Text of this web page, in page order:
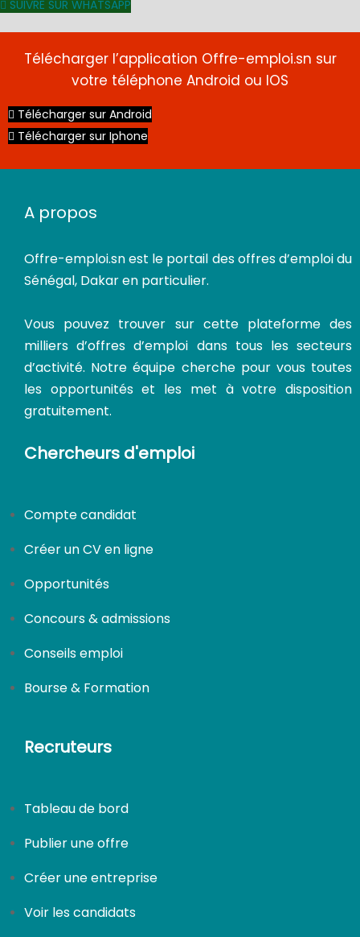
SUIVRE SUR WHATSAPP
Télécharger l’application Offre-emploi.sn sur
votre téléphone Android ou IOS
Télécharger sur Android
Télécharger sur Iphone
A propos
Offre-emploi.snest le portail des offres d’emploi du
Sénégal, Dakar en particulier.
Vous pouvez trouver sur cette plateforme des
milliers d’offres d’emploi dans tous les secteurs
d’activité. Notre équipe cherche pour vous toutes
les opportunités et les met à votre disposition
gratuitement.
Chercheurs d'emploi
Compte candidat
Créer un CV en ligne
Opportunités
Concours & admissions
Conseils emploi
Bourse & Formation
Recruteurs
Tableau de bord
Publier une offre
Créer une entreprise
Voir les candidats